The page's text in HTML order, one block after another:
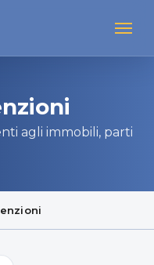
agli immobili, parti